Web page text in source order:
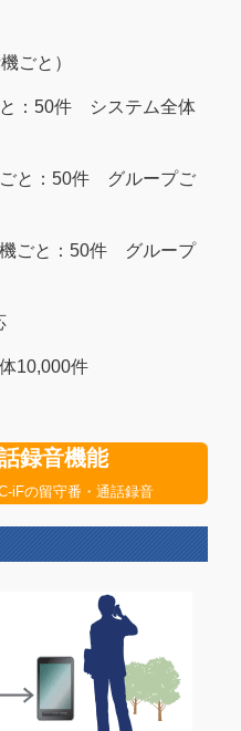
ごと）
：50件 システム全体
と：50件 グループご
ごと：50件 グループ
10,000件
録音機能
iFの留守番・通話録音